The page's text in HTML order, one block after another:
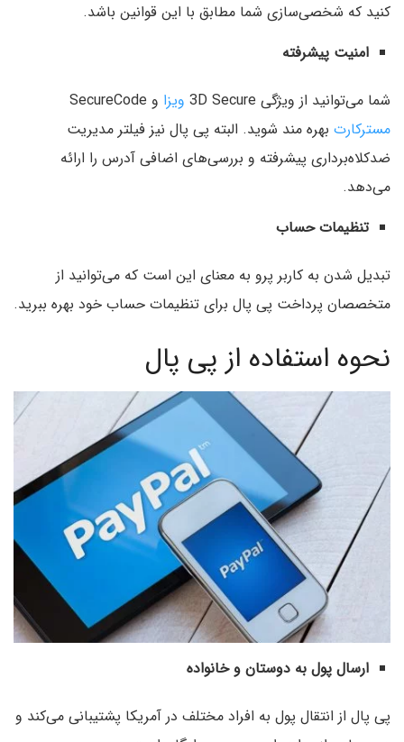
کنید که شخصی‌سازی شما مطابق با‌ این قوانین باشد.
امنیت پیشرفته
شما می‌توانید از ویژگی 3D Secure ویزا و SecureCode
مسترکارت بهره مند شوید. البته پی پال نیز فیلتر مدیریت
ضدکلاه‌برداری پیشرفته و بررسی‌های اضافی آدرس را ارائه
می‌دهد.
تنظیمات حساب
تبدیل شدن به کاربر پرو به معنای‌ این است که می‌توانید از
متخصصان پرداخت پی پال برای تنظیمات حساب خود بهره ببرید.
نحوه استفاده از پی پال
ارسال پول به دوستان و خانواده
پی‌ پال از انتقال پول به افراد مختلف در آمریکا پشتیبانی می‌کند و